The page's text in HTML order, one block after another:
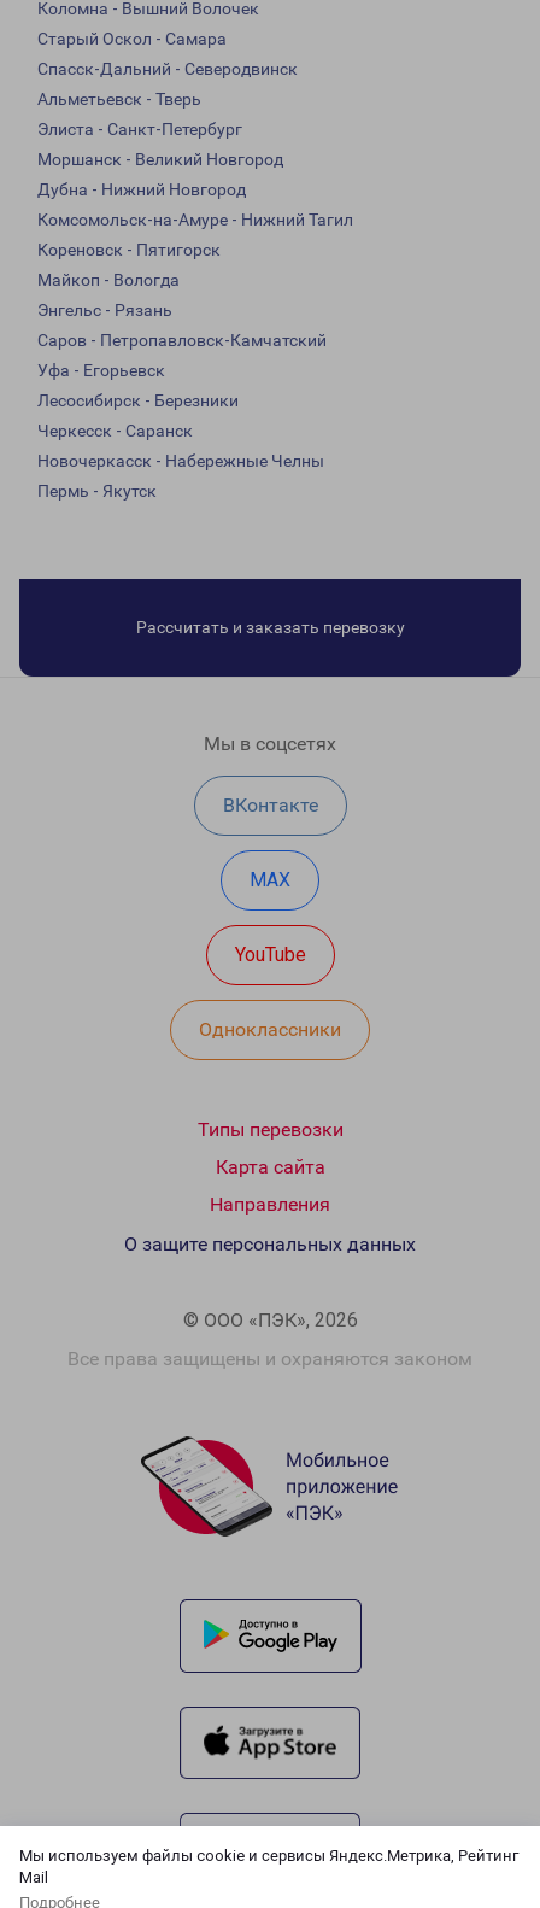
Мы используем файлы cookie и сервисы Яндекс.Метрика, Рейтинг
Mail
Подробнее
Коломна - Вышний Волочек
Старый Оскол - Самара
Спасск-Дальний - Северодвинск
Альметьевск - Тверь
Элиста - Санкт-Петербург
Моршанск - Великий Новгород
Дубна - Нижний Новгород
Комсомольск-на-Амуре - Нижний Тагил
Кореновск - Пятигорск
Майкоп - Вологда
Энгельс - Рязань
Саров - Петропавловск-Камчатский
Уфа - Егорьевск
Лесосибирск - Березники
Черкесск - Саранск
Новочеркасск - Набережные Челны
Пермь - Якутск
Рассчитать и заказать перевозку
Мы в соцсетях
ВКонтакте
MAX
YouTube
Одноклассники
Типы перевозки
Карта сайта
Направления
© ООО «ПЭК», 2026
Все права защищены и охраняются законом
О защите персональных данных